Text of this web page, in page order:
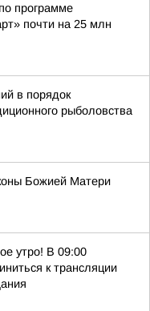
программе
почти на 25 млн
в порядок
рыболовства
Божией Матери
утро! В 09:00
к трансляции